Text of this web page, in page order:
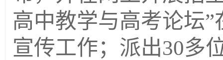
高中教学与高考论坛
宣传工作；派出30多